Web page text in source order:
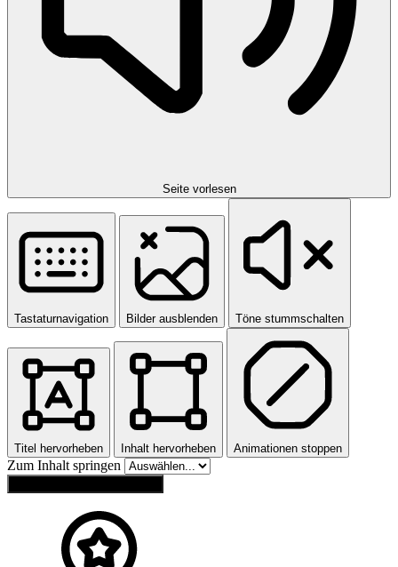
Seite vorlesen
Tastaturnavigation Bilder ausblenden Töne stummschalten
Titel hervorheben Inhalt hervorheben Animationen stoppen
Zum Inhalt springen